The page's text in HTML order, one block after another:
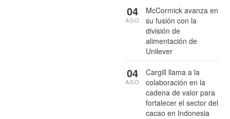
McCormick avanza en
su fusión con la
división de
alimentación de
Unilever
04
AGO
Cargill llama a la
colaboración en la
cadena de valor para
fortalecer el sector del
cacao en Indonesia
04
AGO